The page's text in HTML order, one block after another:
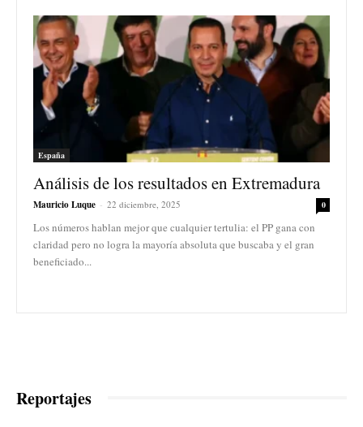
España
Análisis de los resultados en Extremadura
Mauricio Luque - 22 diciembre, 2025 0
Los números hablan mejor que cualquier tertulia: el PP gana con
claridad pero no logra la mayoría absoluta que buscaba y el gran
beneficiado...
Reportajes